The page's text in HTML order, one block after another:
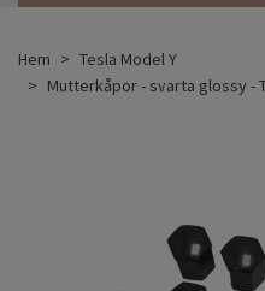
Hem
Tesla Model Y
Mutterkåpor - svarta glossy -